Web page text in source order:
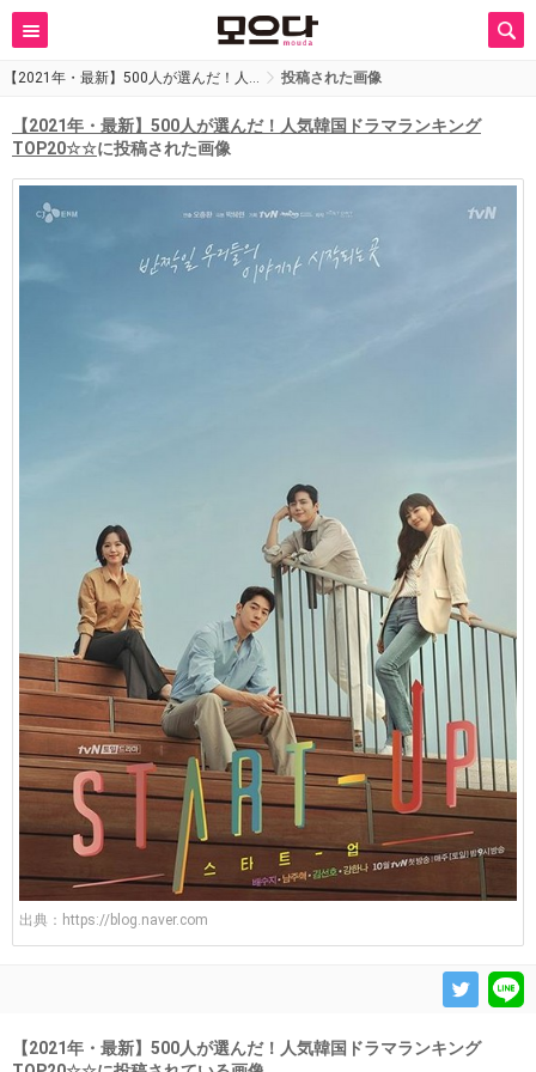
【2021年・最新】500人が選んだ！人… 投稿された画像
【2021年・最新】500人が選んだ！人気韓国ドラマランキング
TOP20☆☆に投稿された画像
出典： https://blog.naver.com
【2021年・最新】500人が選んだ！人気韓国ドラマランキング